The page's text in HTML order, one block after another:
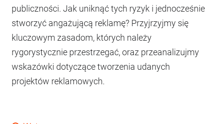
publiczności. Jak uniknąć tych ryzyk i jednocześnie
stworzyć angażującą reklamę? Przyjrzyjmy się
kluczowym zasadom, których należy
rygorystycznie przestrzegać, oraz przeanalizujmy
wskazówki dotyczące tworzenia udanych
projektów reklamowych.